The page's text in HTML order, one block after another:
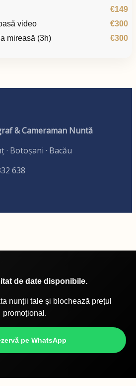
€149
video
€300
mireasă (3h)
€300
& Cameraman Nuntă
· Botoșani · Bacău
638
de date disponibile.
nunții tale și blochează prețul
promoțional.
pe WhatsApp